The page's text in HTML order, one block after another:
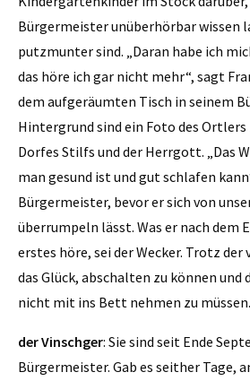
Bürgermeister unüberhörbar wissen
putzmunter sind. „Daran habe ich
das höre ich gar nicht mehr“, sagt
dem aufgeräumten Tisch in seinem
Hintergrund sind ein Foto des Ortlers
Dorfes Stilfs und der Herrgott. „Das
man gesund ist und gut schlafen
Bürgermeister, bevor er sich von
überrumpeln lässt. Was er nach dem
erstes höre, sei der Wecker. Trotz
das Glück, abschalten zu können und
nicht mit ins Bett nehmen zu müssen.
der Vinschger: Sie sind seit Ende
Bürgermeister. Gab es seither Tage,